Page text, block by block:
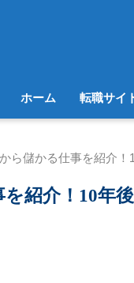
ホーム 転職サイ
ら儲かる仕事を紹介
紹介！10年